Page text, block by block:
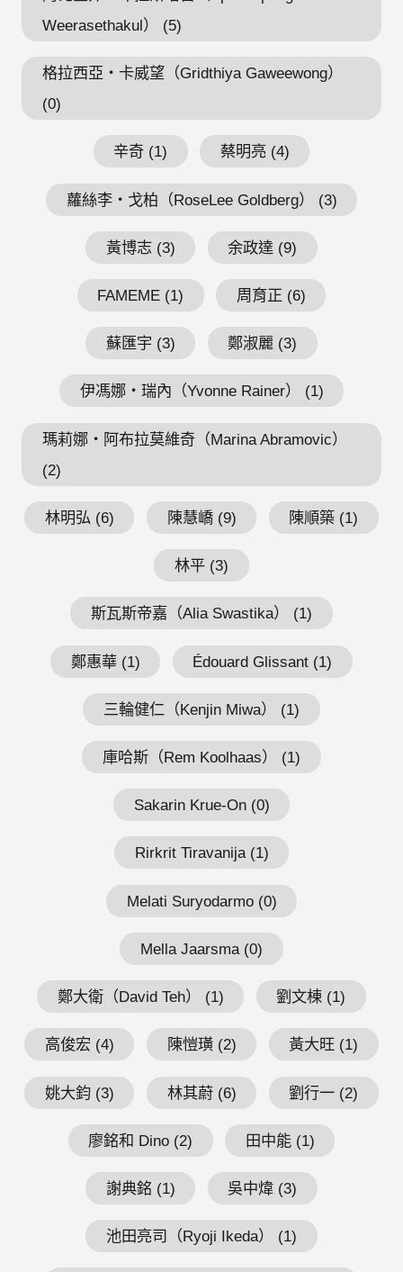
Weerasethakul） (5)
格拉西亞・卡威望（Gridthiya Gaweewong）
(0)
辛奇 (1) 蔡明亮 (4)
蘿絲李・戈柏（RoseLee Goldberg） (3)
黃博志 (3) 余政達 (9)
FAMEME (1) 周育正 (6)
蘇匯宇 (3) 鄭淑麗 (3)
伊馮娜・瑞內（Yvonne Rainer） (1)
瑪莉娜・阿布拉莫維奇（Marina Abramovic）
(2)
林明弘 (6) 陳慧嶠 (9) 陳順築 (1)
林平 (3)
斯瓦斯帝嘉（Alia Swastika） (1)
鄭惠華 (1) Édouard Glissant (1)
三輪健仁（Kenjin Miwa） (1)
庫哈斯（Rem Koolhaas） (1)
Sakarin Krue-On (0)
Rirkrit Tiravanija (1)
Melati Suryodarmo (0)
Mella Jaarsma (0)
鄭大衛（David Teh） (1) 劉文棟 (1)
高俊宏 (4) 陳愷璜 (2) 黃大旺 (1)
姚大鈞 (3) 林其蔚 (6) 劉行一 (2)
廖銘和 Dino (2) 田中能 (1)
謝典銘 (1) 吳中煒 (3)
池田亮司（Ryoji Ikeda） (1)